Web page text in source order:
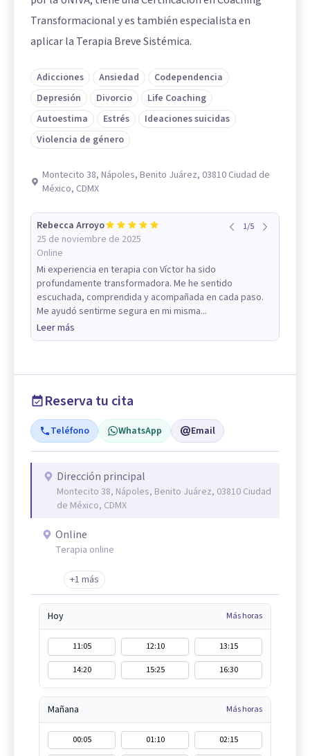
Transformacional y es también especialista en
aplicar la Terapia Breve Sistémica.
Adicciones Ansiedad
Codependencia
Depresión
Divorcio
Life Coaching
Autoestima
Estrés
Ideaciones suicidas
Violencia de género
Montecito 38, Nápoles, Benito Juárez, 03810 Ciudad de
México, CDMX
Rebecca Arroyo
25 de noviembre de 2025
Online
1/5
Mi experiencia en terapia con Víctor ha sido
profundamente transformadora. Me he sentido
escuchada, comprendida y acompañada en cada paso.
Me ayudó sentirme segura en mi misma...
Leer más
Reserva tu cita
Teléfono WhatsApp Email
Dirección principal
Montecito 38, Nápoles, Benito Juárez, 03810 Ciudad
de México, CDMX
Online
Terapia online
+1 más
Hoy Más horas
11:05 12:10
13:15
14:20
15:25 16:30
Mañana Más horas
00:05 01:10
02:15